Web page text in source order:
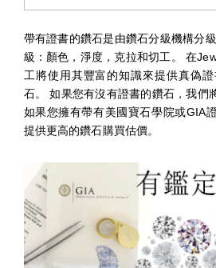
帶有證書的鑽石是由鑽石分級機構分
級：顏色，淨度，克拉和切工。 在
工將使用其豐富的知識來提供真偽
石。 如果您有沒有證書的鑽石，我們
如果您擁有帶有美國寶石學院或GIA
提供更高的鑽石購買估價。